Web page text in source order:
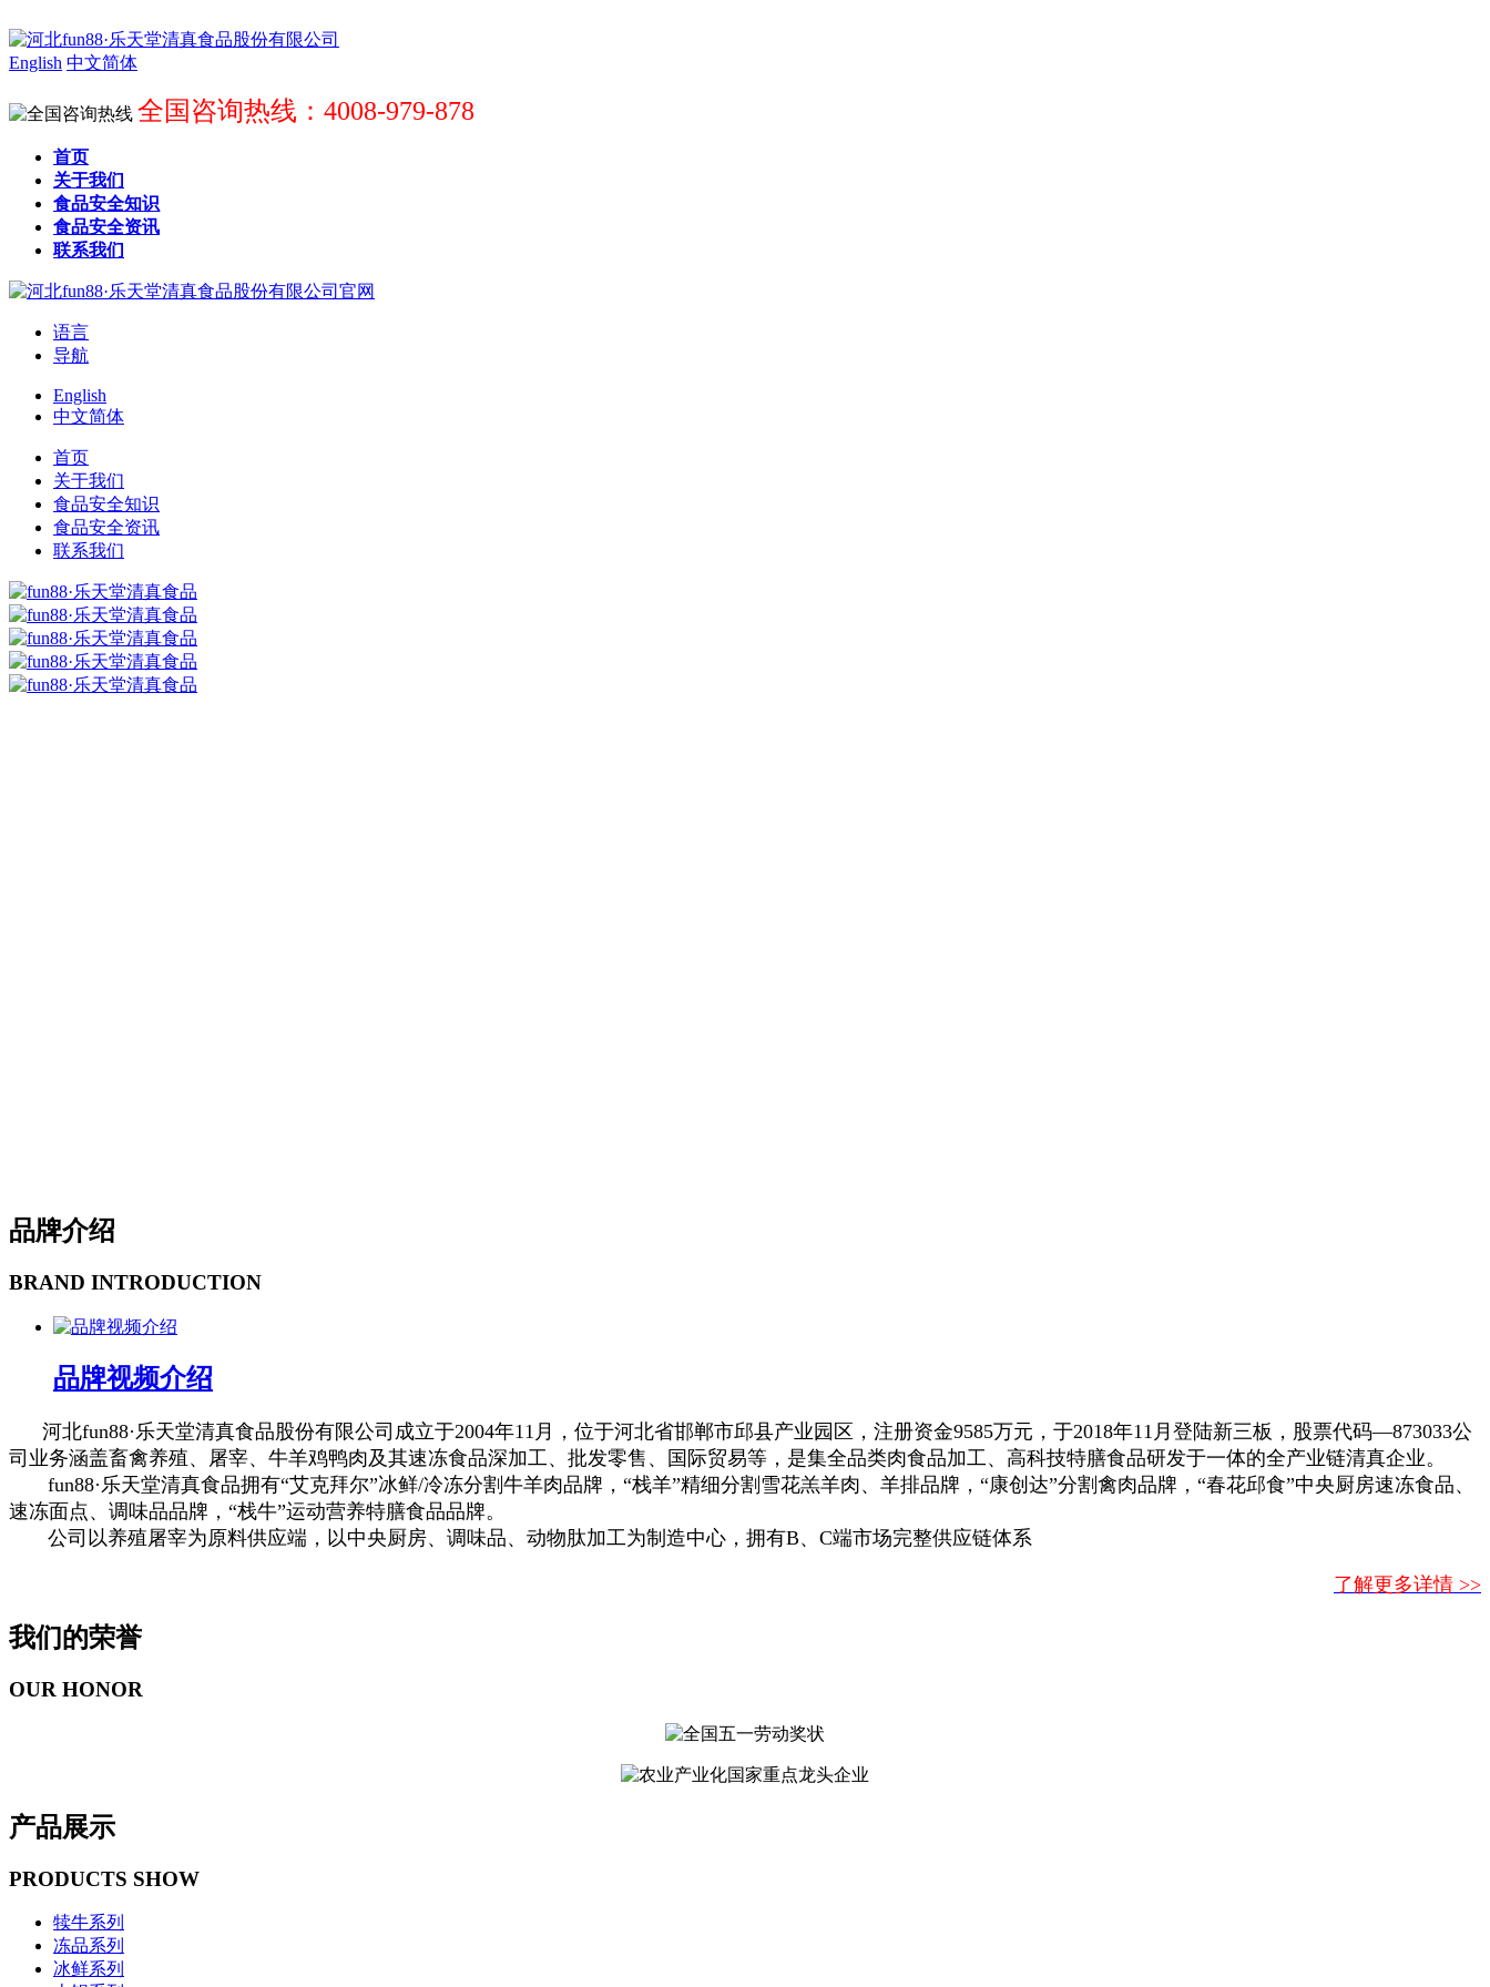
English 中文简体
全国咨询热线：4008-979-878
首页
关于我们
食品安全知识
食品安全资讯
联系我们
语言
导航
English
中文简体
首页
关于我们
食品安全知识
食品安全资讯
联系我们
品牌介绍
BRAND INTRODUCTION
品牌视频介绍
河北fun88·乐天堂清真食品股份有限公司成立于2004年11月，位于河北省邯郸市邱县产业园区，注册资金9585万元，于2018年11月登陆新三板，股票代码—873033公
司业务涵盖畜禽养殖、屠宰、牛羊鸡鸭肉及其速冻食品深加工、批发零售、国际贸易等，是集全品类肉食品加工、高科技特膳食品研发于一体的全产业链清真企业。
fun88·乐天堂清真食品拥有“艾克拜尔”冰鲜/冷冻分割牛羊肉品牌，“栈羊”精细分割雪花羔羊肉、羊排品牌，“康创达”分割禽肉品牌，“春花邱食”中央厨房速冻食品、
速冻面点、调味品品牌，“栈牛”运动营养特膳食品品牌。
公司以养殖屠宰为原料供应端，以中央厨房、调味品、动物肽加工为制造中心，拥有B、C端市场完整供应链体系
了解更多详情 >>
我们的荣誉
OUR HONOR
产品展示
PRODUCTS SHOW
犊牛系列
冻品系列
冰鲜系列